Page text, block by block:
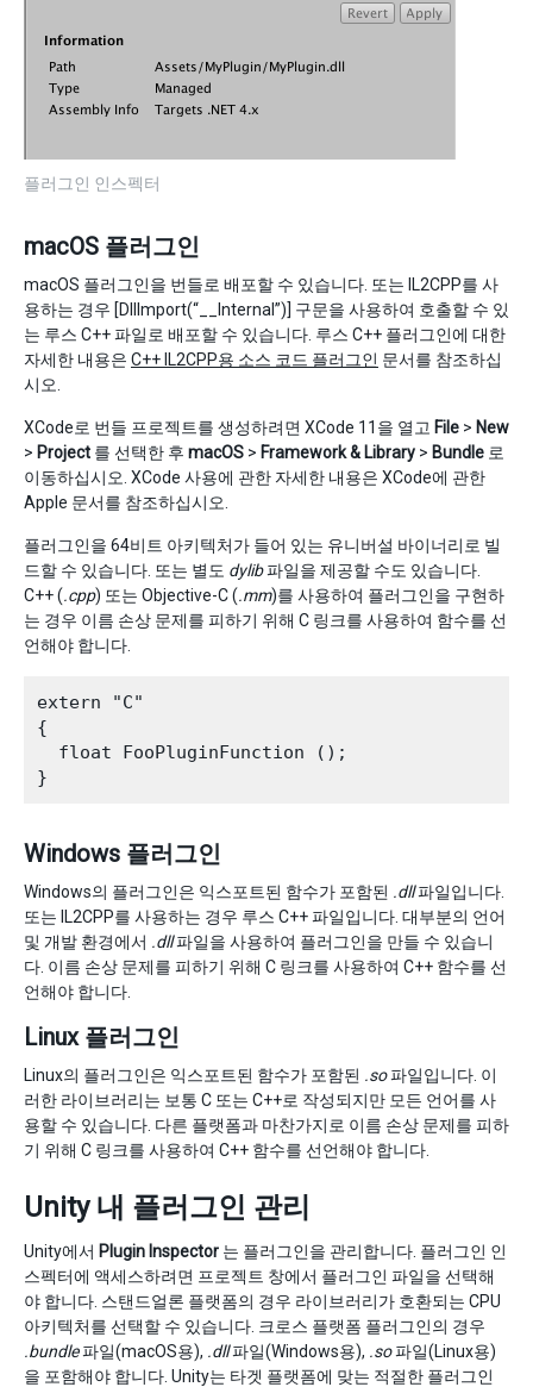
플러그인 인스펙터
macOS 플러그인
macOS 플러그인을 번들로 배포할 수 있습니다. 또는 IL2CPP를 사
용하는 경우 [DllImport(“__Internal”)] 구문을 사용하여 호출할 수 있
는 루스 C++ 파일로 배포할 수 있습니다. 루스 C++ 플러그인에 대한
자세한 내용은 C++ IL2CPP용 소스 코드 플러그인 문서를 참조하십
시오.
XCode로 번들 프로젝트를 생성하려면 XCode 11을 열고 File > New
> Project 를 선택한 후 macOS > Framework & Library > Bundle 로
이동하십시오. XCode 사용에 관한 자세한 내용은 XCode에 관한
Apple 문서를 참조하십시오.
플러그인을 64비트 아키텍처가 들어 있는 유니버설 바이너리로 빌
드할 수 있습니다. 또는 별도 dylib파일을 제공할 수도 있습니다.
C++ (.cpp) 또는 Objective-C (.mm)를 사용하여 플러그인을 구현하
는 경우 이름 손상 문제를 피하기 위해 C 링크를 사용하여 함수를 선
언해야 합니다.
extern "C"
{
  float FooPluginFunction ();
Windows 플러그인
Windows의 플러그인은 익스포트된 함수가 포함된 .dll파일입니다.
또는 IL2CPP를 사용하는 경우 루스 C++ 파일입니다. 대부분의 언어
및 개발 환경에서 .dll파일을 사용하여 플러그인을 만들 수 있습니
다. 이름 손상 문제를 피하기 위해 C 링크를 사용하여 C++ 함수를 선
언해야 합니다.
Linux 플러그인
Linux의 플러그인은 익스포트된 함수가 포함된 .so파일입니다. 이
러한 라이브러리는 보통 C 또는 C++로 작성되지만 모든 언어를 사
용할 수 있습니다. 다른 플랫폼과 마찬가지로 이름 손상 문제를 피하
기 위해 C 링크를 사용하여 C++ 함수를 선언해야 합니다.
Unity 내 플러그인 관리
Unity에서 Plugin Inspector 는 플러그인을 관리합니다. 플러그인 인
스펙터에 액세스하려면 프로젝트 창에서 플러그인 파일을 선택해
야 합니다. 스탠드얼론 플랫폼의 경우 라이브러리가 호환되는 CPU
아키텍처를 선택할 수 있습니다. 크로스 플랫폼 플러그인의 경우
.bundle파일(macOS용), .dll파일(Windows용), .so파일(Linux용)
을 포함해야 합니다. Unity는 타겟 플랫폼에 맞는 적절한 플러그인